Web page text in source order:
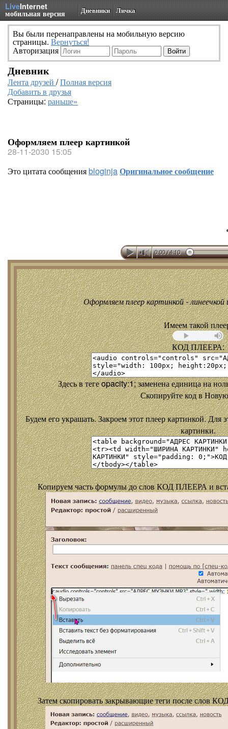
LiveInternet
мобильная версия Дневники Личка
Вы были перенаправлены на мобильную версию
страницы. Вернуться!
Авторизация
Дневник
Лента друзей /Полная версия
Добавить в друзья
Страницы: раньше»
Оформляем плеер картинкой
28-11-2030 15:05
Это цитата сообщенияbloginjaОригинальное сообщение
Оформляем плеер картинкой - линеечкой
Имеем такой
КОД ПЛЕЕРА:
Здесь в теге opacity:1; заменена единица на
Скопируйте код в
Будем его украшать. Закроем этот плеер картинкой. Для
картинки.
Копируем часть формулы до слов КОД ПЛЕЕРА и
Затем скопировать закрывающие теги после слов